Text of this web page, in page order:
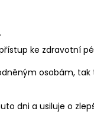
ke zdravotní
osobám, tak
dni a usiluje o